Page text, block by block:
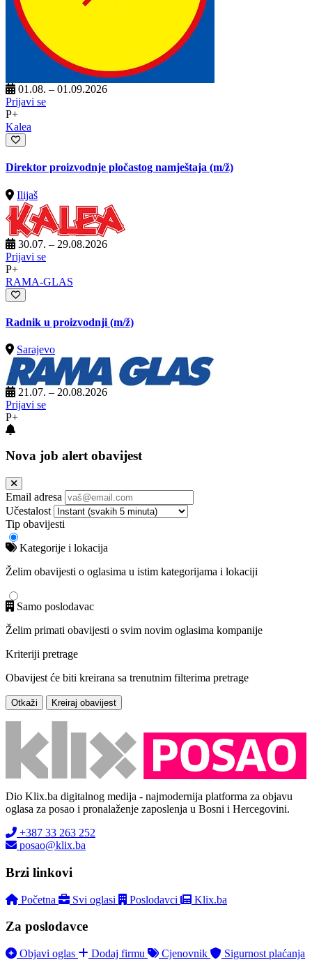
01.08. – 01.09.2026
Prijavi se
P+
Kalea
Direktor proizvodnje pločastog namještaja (m/ž)
Ilijaš
30.07. – 29.08.2026
Prijavi se
P+
RAMA-GLAS
Radnik u proizvodnji (m/ž)
Sarajevo
21.07. – 20.08.2026
Prijavi se
P+
Nova job alert obavijest
Email adresa
Učestalost
Tip obavijesti
Kategorije i lokacija
Želim obavijesti o oglasima u istim kategorijama i lokaciji
Samo poslodavac
Želim primati obavijesti o svim novim oglasima kompanije
Kriteriji pretrage
Obavijest će biti kreirana sa trenutnim filterima pretrage
Otkaži Kreiraj obavijest
Dio Klix.ba digitalnog medija - najmodernija platforma za objavu
oglasa za posao i pronalaženje zaposlenja u Bosni i Hercegovini.
+387 33 263 252
posao@klix.ba
Brzi linkovi
Početna Svi oglasi Poslodavci Klix.ba
Za poslodavce
Objavi oglas Dodaj firmu Cjenovnik Sigurnost plaćanja